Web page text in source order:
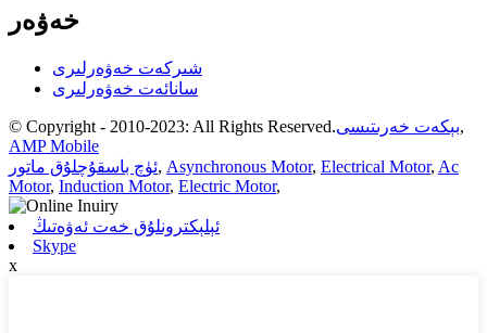
خەۋەر
شىركەت خەۋەرلىرى
سانائەت خەۋەرلىرى
© Copyright - 2010-2023: All Rights Reserved.بېكەت خەرىتىسى,
AMP Mobile
ئۈچ باسقۇچلۇق ماتور, Asynchronous Motor, Electrical Motor, Ac
Motor, Induction Motor, Electric Motor,
ئېلېكترونلۇق خەت ئەۋەتىڭ
Skype
x